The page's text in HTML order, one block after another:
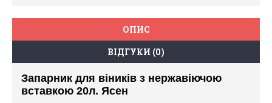
ОПИС
ВІДГУКИ (0)
Запарник для віників з нержавіючою
вставкою 20л. Ясен